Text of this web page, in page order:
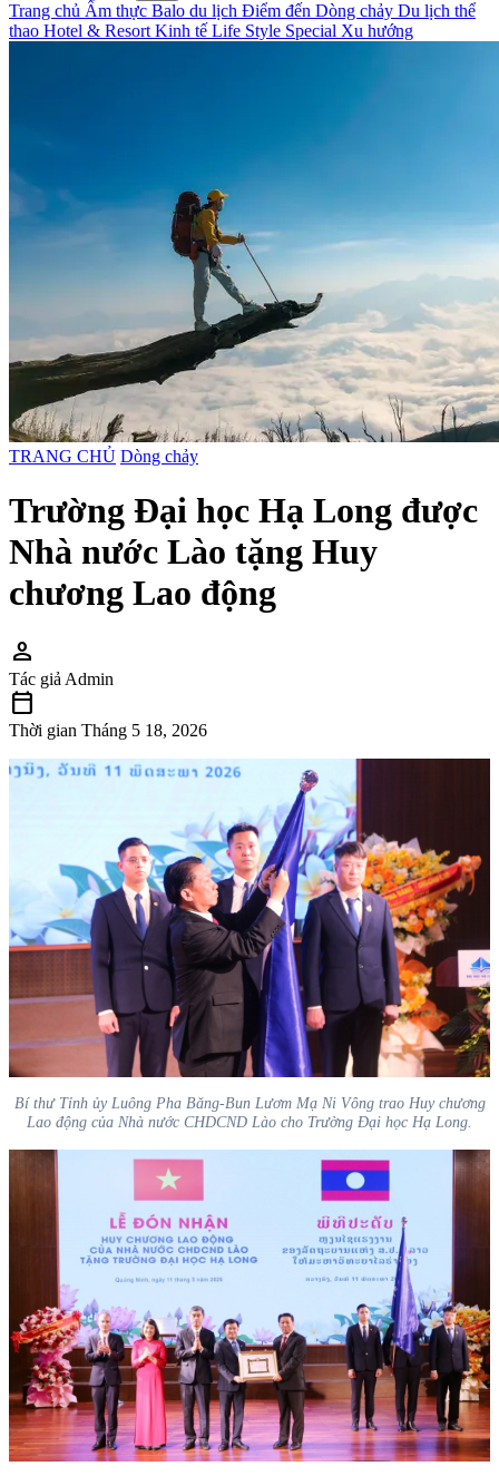
Trang chủ Ẩm thực Balo du lịch Điểm đến Dòng chảy Du lịch thể
thao Hotel & Resort Kinh tế Life Style Special Xu hướng
TRANG CHỦ Dòng chảy
Trường Đại học Hạ Long được
Nhà nước Lào tặng Huy
chương Lao động
person
Tác giả Admin
calendar_today
Thời gian Tháng 5 18, 2026
Bí thư Tỉnh ủy Luông Pha Băng-Bun Lươm Mạ Ni Vông trao Huy chương
Lao động của Nhà nước CHDCND Lào cho Trường Đại học Hạ Long.